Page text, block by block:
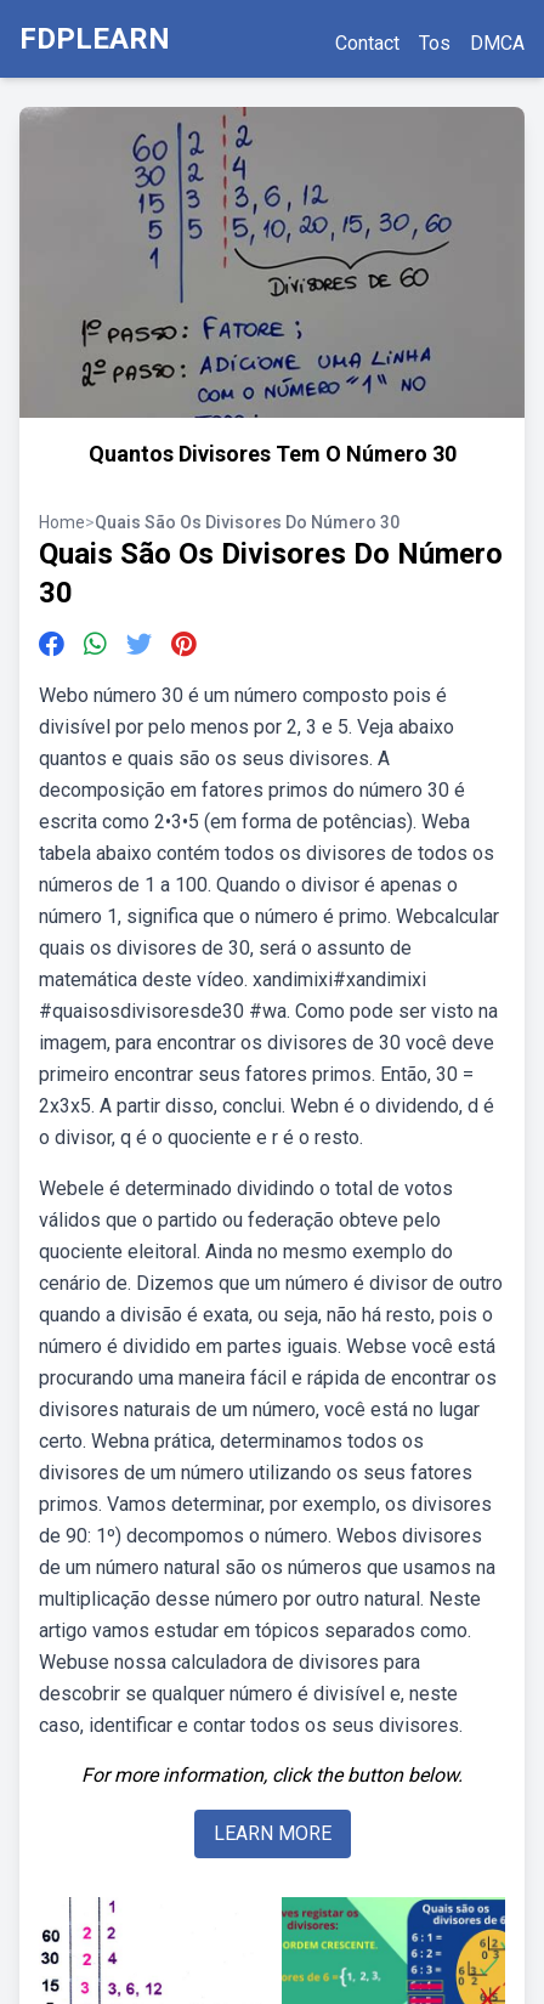
FDPLEARN Contact Tos DMCA
Quantos Divisores Tem O Número 30
Home>Quais São Os Divisores Do Número 30
Quais São Os Divisores Do Número
30
Webo número 30 é um número composto pois é
divisível por pelo menos por 2, 3 e 5. Veja abaixo
quantos e quais são os seus divisores. A
decomposição em fatores primos do número 30 é
escrita como 2•3•5 (em forma de potências). Weba
tabela abaixo contém todos os divisores de todos os
números de 1 a 100. Quando o divisor é apenas o
número 1, significa que o número é primo. Webcalcular
quais os divisores de 30, será o assunto de
matemática deste vídeo. xandimixi#xandimixi
#quaisosdivisoresde30 #wa. Como pode ser visto na
imagem, para encontrar os divisores de 30 você deve
primeiro encontrar seus fatores primos. Então, 30 =
2x3x5. A partir disso, conclui. Webn é o dividendo, d é
o divisor, q é o quociente e r é o resto.
Webele é determinado dividindo o total de votos
válidos que o partido ou federação obteve pelo
quociente eleitoral. Ainda no mesmo exemplo do
cenário de. Dizemos que um número é divisor de outro
quando a divisão é exata, ou seja, não há resto, pois o
número é dividido em partes iguais. Webse você está
procurando uma maneira fácil e rápida de encontrar os
divisores naturais de um número, você está no lugar
certo. Webna prática, determinamos todos os
divisores de um número utilizando os seus fatores
primos. Vamos determinar, por exemplo, os divisores
de 90: 1º) decompomos o número. Webos divisores
de um número natural são os números que usamos na
multiplicação desse número por outro natural. Neste
artigo vamos estudar em tópicos separados como.
Webuse nossa calculadora de divisores para
descobrir se qualquer número é divisível e, neste
caso, identificar e contar todos os seus divisores.
For more information, click the button below.
LEARN MORE